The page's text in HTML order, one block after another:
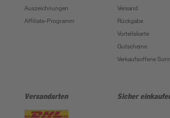
Auszeichnungen
Affiliate-Programm
Versand
Rückgabe
Vorteilskarte
Gutscheine
Verkaufsoffene
Versandarten Sicher